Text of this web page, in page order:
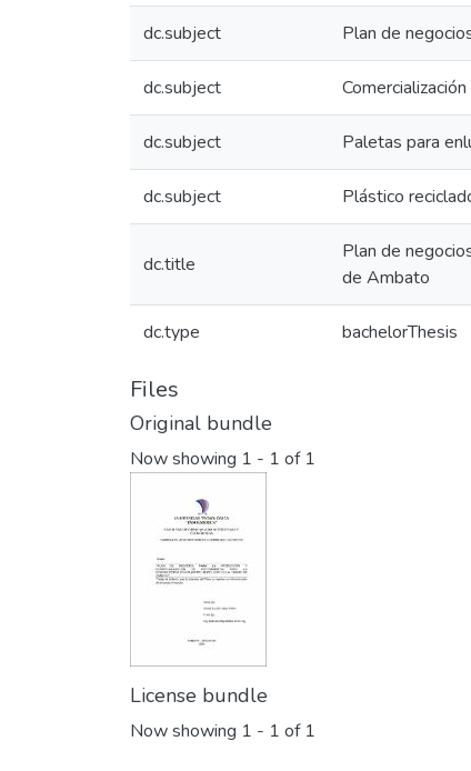
dc.subject Plan de
dc.subject Comercialización
dc.subject Paletas para
dc.subject Plástico
dc.title
Plan de
de Ambato
dc.type bachelorThesis
Files
Original bundle
Now showing 1 - 1 of 1
License bundle
Now showing 1 - 1 of 1